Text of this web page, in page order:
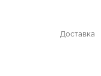
Доставка